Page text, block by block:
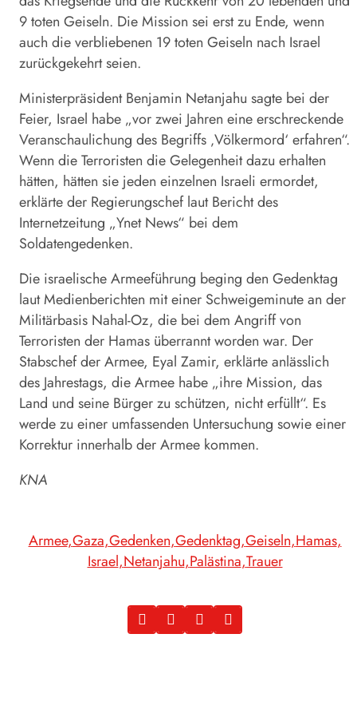
9 toten Geiseln. Die Mission sei erst zu Ende, wenn
auch die verbliebenen 19 toten Geiseln nach Israel
zurückgekehrt seien.
Ministerpräsident Benjamin Netanjahu sagte bei der
Feier, Israel habe „vor zwei Jahren eine erschreckende
Veranschaulichung des Begriffs ‚Völkermord‘ erfahren“.
Wenn die Terroristen die Gelegenheit dazu erhalten
hätten, hätten sie jeden einzelnen Israeli ermordet,
erklärte der Regierungschef laut Bericht des
Internetzeitung „Ynet News“ bei dem
Soldatengedenken.
Die israelische Armeeführung beging den Gedenktag
laut Medienberichten mit einer Schweigeminute an der
Militärbasis Nahal-Oz, die bei dem Angriff von
Terroristen der Hamas überrannt worden war. Der
Stabschef der Armee, Eyal Zamir, erklärte anlässlich
des Jahrestags, die Armee habe „ihre Mission, das
Land und seine Bürger zu schützen, nicht erfüllt“. Es
werde zu einer umfassenden Untersuchung sowie einer
Korrektur innerhalb der Armee kommen.
KNA
Armee Gaza Gedenken Gedenktag Geiseln Hamas
Israel Netanjahu Palästina Trauer